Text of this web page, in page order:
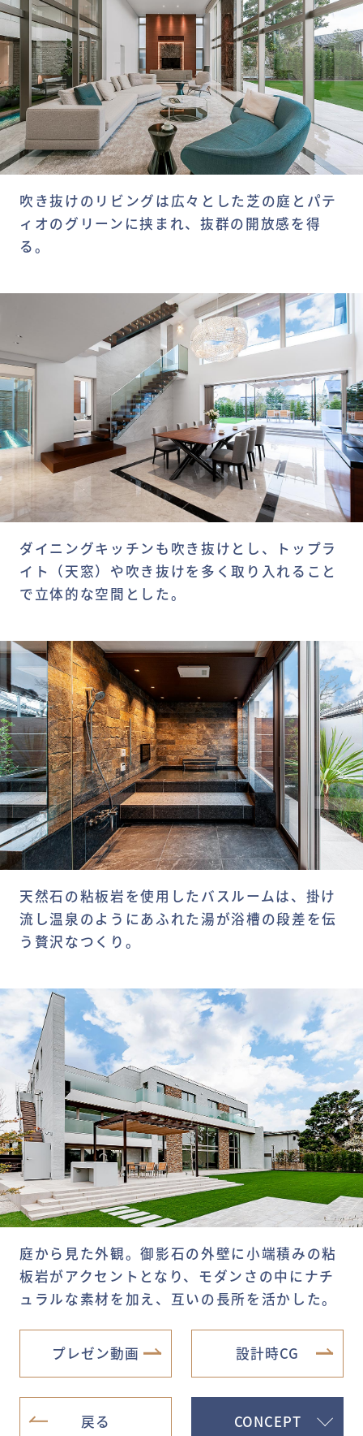
吹き抜けのリビングは広々とした芝の庭とパテ
ィオのグリーンに挟まれ、抜群の開放感を得
る。
ダイニングキッチンも吹き抜けとし、トップラ
イト（天窓）や吹き抜けを多く取り入れること
で立体的な空間とした。
天然石の粘板岩を使用したバスルームは、掛け
流し温泉のようにあふれた湯が浴槽の段差を伝
う贅沢なつくり。
庭から見た外観。御影石の外壁に小端積みの粘
板岩がアクセントとなり、モダンさの中にナチ
ュラルな素材を加え、互いの長所を活かした。
プレゼン動画 設計時CG
戻る CONCEPT